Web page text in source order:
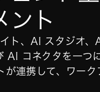
ント
ト、AI スタジオ、
AI コネクタを一つ
が連携して、ワーク